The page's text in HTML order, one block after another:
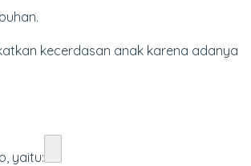
kecerdasan anak karena adanya
yaitu: